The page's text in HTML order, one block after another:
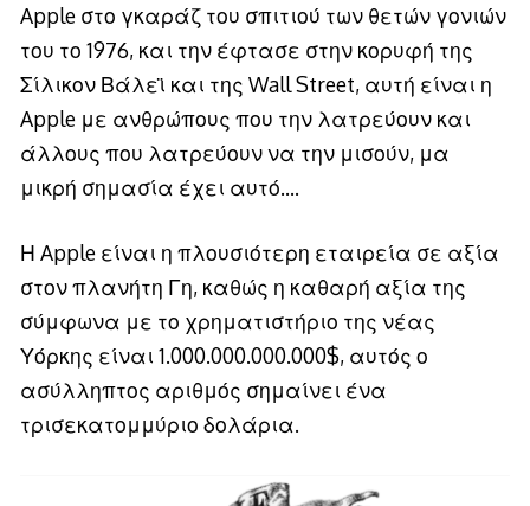
Apple στο γκαράζ του σπιτιού των θετών γονιών
του το 1976, και την έφτασε στην κορυφή της
Σίλικον Βάλεϊ και της Wall Street, αυτή είναι η
Apple με ανθρώπους που την λατρεύουν και
άλλους που λατρεύουν να την μισούν, μα
μικρή σημασία έχει αυτό….
Η Apple είναι η πλουσιότερη εταιρεία σε αξία
στον πλανήτη Γη, καθώς η καθαρή αξία της
σύμφωνα με το χρηματιστήριο της νέας
Υόρκης είναι 1.000.000.000.000$, αυτός ο
ασύλληπτος αριθμός σημαίνει ένα
τρισεκατομμύριο δολάρια.